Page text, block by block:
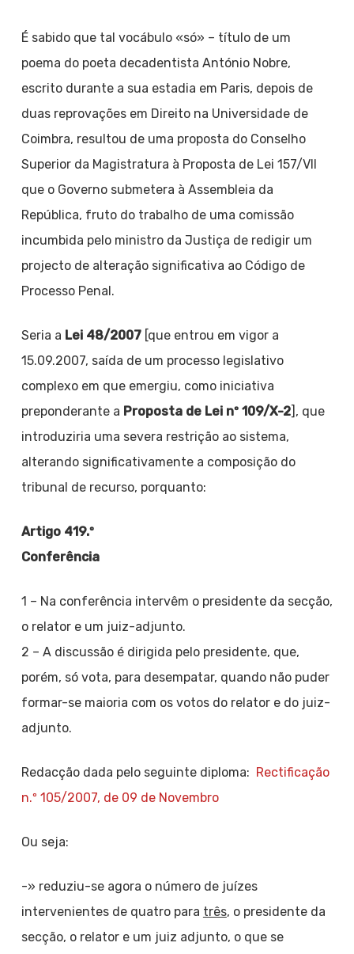
É sabido que tal vocábulo «só» – título de um
poema do poeta decadentista António Nobre,
escrito durante a sua estadia em Paris, depois de
duas reprovações em Direito na Universidade de
Coimbra, resultou de uma proposta do Conselho
Superior da Magistratura à Proposta de Lei 157/VII
que o Governo submetera à Assembleia da
República, fruto do trabalho de uma comissão
incumbida pelo ministro da Justiça de redigir um
projecto de alteração significativa ao Código de
Processo Penal.
Seria a Lei 48/2007[que entrou em vigor a
15.09.2007, saída de um processo legislativo
complexo em que emergiu, como iniciativa
preponderante a Proposta de Lei nº 109/X-2], que
introduziria uma severa restrição ao sistema,
alterando significativamente a composição do
tribunal de recurso, porquanto:
Artigo 419.º
Conferência
1 – Na conferência intervêm o presidente da secção,
o relator e um juiz-adjunto.
2 – A discussão é dirigida pelo presidente, que,
porém, só vota, para desempatar, quando não puder
formar-se maioria com os votos do relator e do juiz-
adjunto.
Redacção dada pelo seguinte diploma: Rectificação
n.º 105/2007, de 09 de Novembro
Ou seja:
-» reduziu-se agora o número de juízes
intervenientes de quatro para três, o presidente da
secção, o relator e um juiz adjunto, o que se